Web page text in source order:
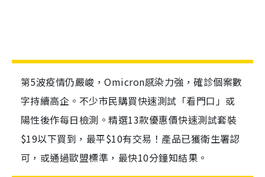
第5波疫情仍嚴峻，Omicron感染力強，確診個案數
字持續高企。不少市民購買快速測試「看門口」或
陽性後作每日檢測。精選13款優惠價快速測試套裝
$19以下買到，最平$10有交易！產品已獲衛生署認
可，或通過歐盟標準，最快10分鐘知結果。